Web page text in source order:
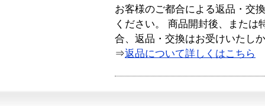
お客様のご都合による返品・交
ください。 商品開封後、または
合、返品・交換はお受けいたし
⇒返品について詳しくはこちら